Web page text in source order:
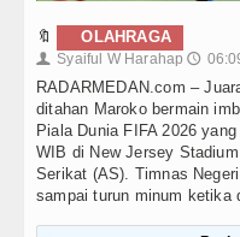
🔖 OLAHRAGA
👤 Syaiful W Harahap 🕔
RADARMEDAN.com –
ditahan Maroko bermain
Piala Dunia FIFA 2026
WIB di New Jersey
Serikat (AS). Timnas
sampai turun minum ketika